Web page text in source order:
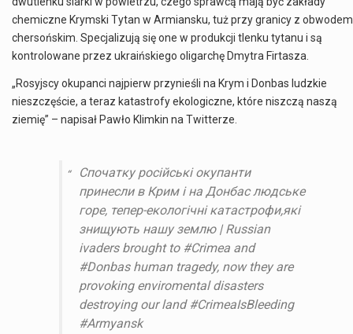
chemiczne Krymski Tytan w Armiansku, tuż przy granicy z obwodem
chersońskim. Specjalizują się one w produkcji tlenku tytanu i są
kontrolowane przez ukraińskiego oligarchę Dmytra Firtasza.
„Rosyjscy okupanci najpierw przynieśli na Krym i Donbas ludzkie
nieszczęście, a teraz katastrofy ekologiczne, które niszczą naszą
ziemię” – napisał Pawło Klimkin na Twitterze.
Спочатку російські окупанти
принесли в Крим і на Донбас людське
горе, тепер-екологічні катастрофи,які
знищують нашу землю | Russian
ivaders brought to #Crimea and
#Donbas human tragedy, now they are
provoking enviromental disasters
destroying our land #CrimeaIsBleeding
#Armyansk